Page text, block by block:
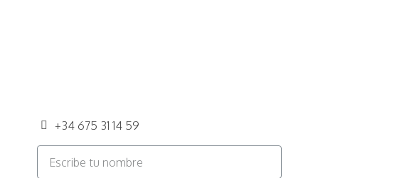
+34 675 31 14 59